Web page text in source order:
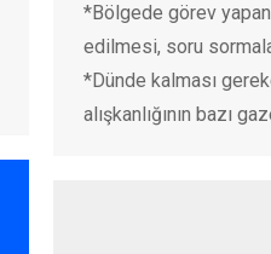
*Bölgede görev
edilmesi, soru
*Dünde kalması
alışkanlığının bazı